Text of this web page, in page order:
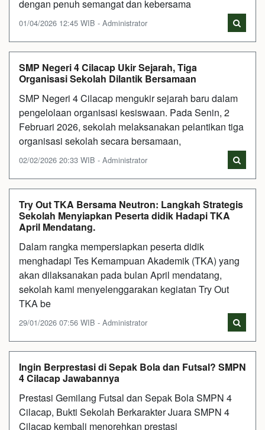
dengan penuh semangat dan kebersama
01/04/2026 12:45 WIB - Administrator
SMP Negeri 4 Cilacap Ukir Sejarah, Tiga
Organisasi Sekolah Dilantik Bersamaan
SMP Negeri 4 Cilacap mengukir sejarah baru dalam
pengelolaan organisasi kesiswaan. Pada Senin, 2
Februari 2026, sekolah melaksanakan pelantikan tiga
organisasi sekolah secara bersamaan,
02/02/2026 20:33 WIB - Administrator
Try Out TKA Bersama Neutron: Langkah Strategis
Sekolah Menyiapkan Peserta didik Hadapi TKA
April Mendatang.
Dalam rangka mempersiapkan peserta didik
menghadapi Tes Kemampuan Akademik (TKA) yang
akan dilaksanakan pada bulan April mendatang,
sekolah kami menyelenggarakan kegiatan Try Out
TKA be
29/01/2026 07:56 WIB - Administrator
Ingin Berprestasi di Sepak Bola dan Futsal? SMPN
4 Cilacap Jawabannya
Prestasi Gemilang Futsal dan Sepak Bola SMPN 4
Cilacap, Bukti Sekolah Berkarakter Juara SMPN 4
Cilacap kembali menorehkan prestasi